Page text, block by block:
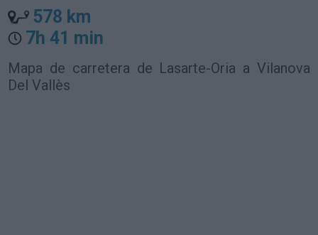
578 km
7h 41 min
Mapa de carretera de Lasarte-Oria a Vilanova
Del Vallès